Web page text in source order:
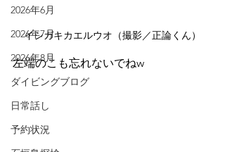
2026年6月
2026年7月
2026年8月
ダイビングブログ
日常話し
予約状況
イシガキカエルウオ（撮影／正論くん）
左端のこも忘れないでねw